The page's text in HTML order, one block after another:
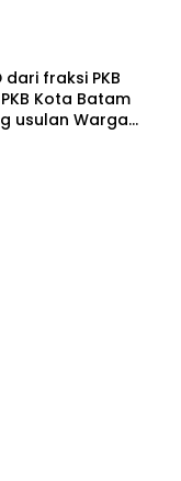
dari fraksi PKB
Kota Batam
usulan Warga
Ambulans, dan